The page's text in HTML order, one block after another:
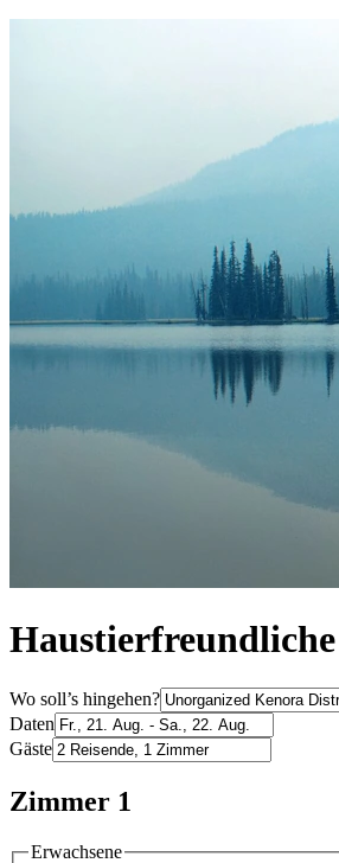
Wo soll’s hingehen?
Daten
Gäste
Zimmer 1
Erwachsene